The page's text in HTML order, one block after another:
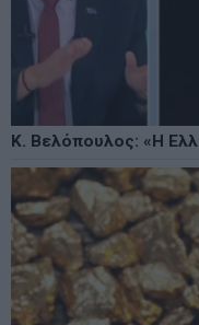
Κ. Βελόπουλος: «Η